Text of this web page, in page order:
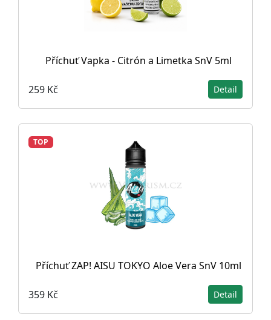
Příchuť Vapka - Citrón a Limetka SnV 5ml
259 Kč Detail
TOP
Příchuť ZAP! AISU TOKYO Aloe Vera SnV 10ml
359 Kč Detail